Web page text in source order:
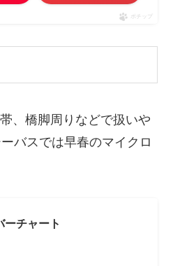
ポチップ
、橋脚周りなどで扱いや
バスでは早春のマイクロ
チャート